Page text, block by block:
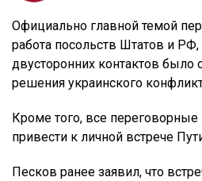
Официально главной темой
работа посольств Штатов и
двусторонних контактов было
решения украинского
Кроме того, все
привести к личной встрече
Песков ранее заявил, что